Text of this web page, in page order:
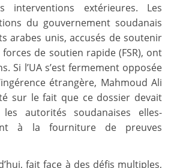
interventions extérieures. Les
du gouvernement soudanais
arabes unis, accusés de soutenir
de soutien rapide (FSR), ont
Si l’UA s’est fermement opposée
étrangère, Mahmoud Ali
sur le fait que ce dossier devait
autorités soudanaises elles-
à la fourniture de preuves
fait face à des défis multiples,